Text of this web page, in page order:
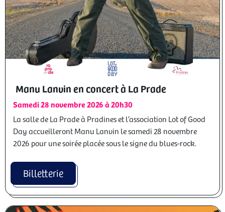
Manu Lanvin en concert à La Prade
Samedi 28 novembre 2026 à 20h30
La salle de La Prade à Pradines et l’association Lot of Good
Day accueilleront Manu Lanvin le samedi 28 novembre
2026 pour une soirée placée sous le signe du blues-rock.
Billetterie